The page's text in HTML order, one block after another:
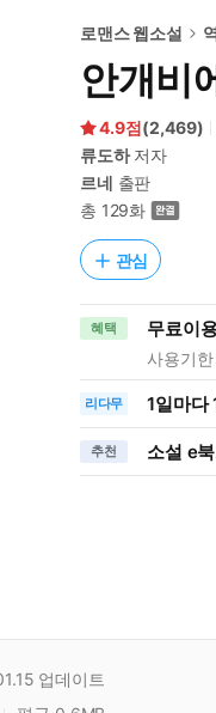
로맨스 웹소설
안개비
4.9 (2,469)
류도하저자
르네 출판
총 129화
관심
혜택 무료이
사용기
리다무 1일마다
추천 소설 e
업데이트